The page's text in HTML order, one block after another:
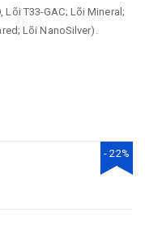
Lõi T33-GAC; Lõi Mineral;
Lõi NanoSilver).
- 22%